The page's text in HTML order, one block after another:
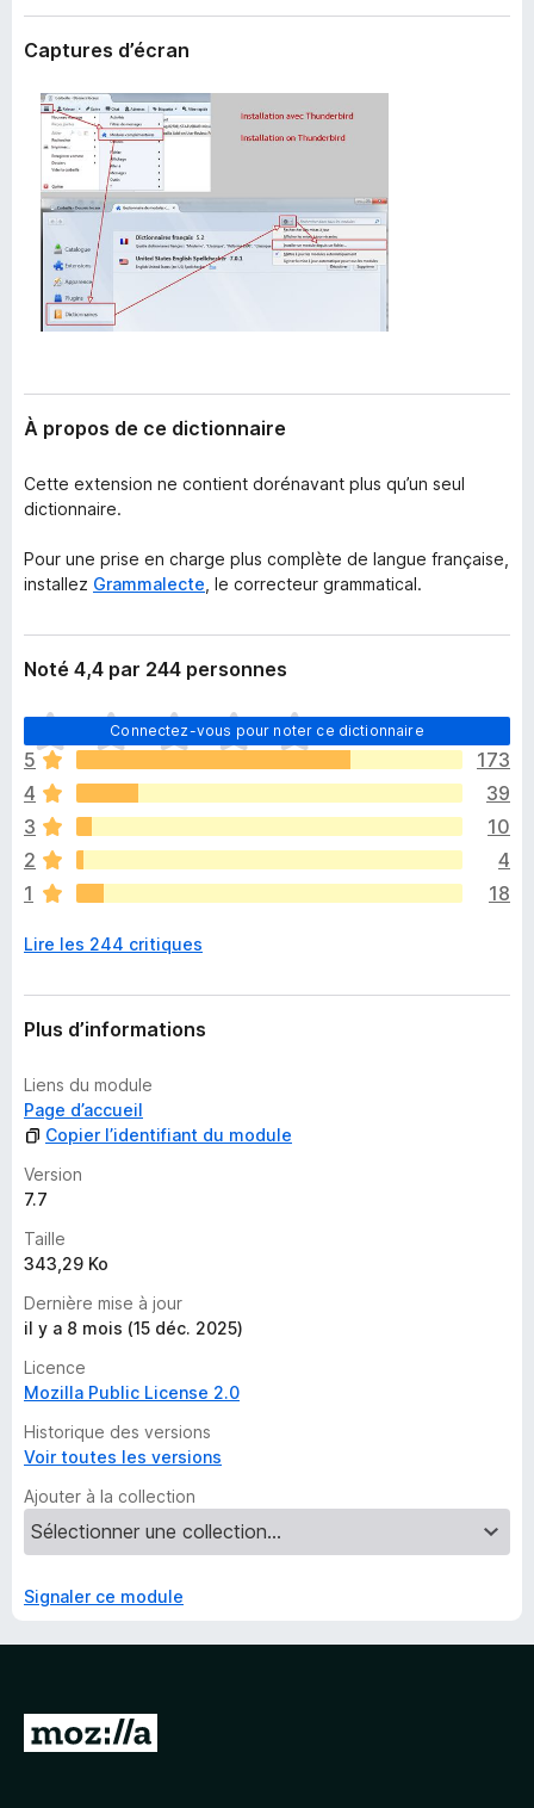
g
e
u
r
x
Captures d’écran
À propos de ce dictionnaire
Cette extension ne contient dorénavant plus qu’un seul
dictionnaire.
Pour une prise en charge plus complète de langue française,
installez Grammalecte , le correcteur grammatical.
Noté 4,4 par 244 personnes
Connectez-vous pour noter ce dictionnaire
I
l
n
’
y
a
a
u
u
e
n
t
e
p
o
u
r
i
n
s
a
n
t
5
173
4
39
3
10
2
4
1
18
Lire les 244 critiques
Plus d’informations
Liens du module
Page d’accueil
Copier l’identifiant du module
Version
7.7
Taille
343,29 Ko
Dernière mise à jour
il y a 8 mois (15 déc. 2025)
Licence
Mozilla Public License 2.0
Historique des versions
Voir toutes les versions
Ajouter à la collection
Signaler ce module
A